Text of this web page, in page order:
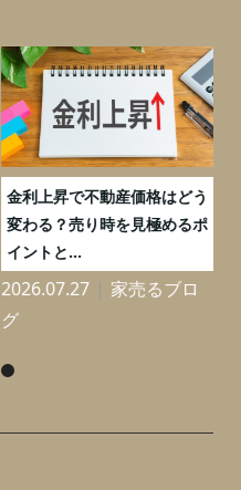
金利上昇で不動産価格はどう
変わる？売り時を見極めるポ
イントと...
2026.07.27
家売るブロ
グ